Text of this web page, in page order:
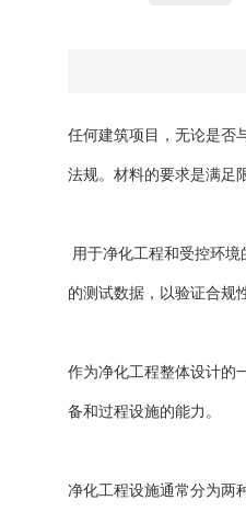
任何建筑项目，无论是否
法规。材料的要求是满足
用于净化工程和受控环
的测试数据，以验证合规
作为净化工程整体设计的
备和过程设施的能力。
净化工程设施通常分为两